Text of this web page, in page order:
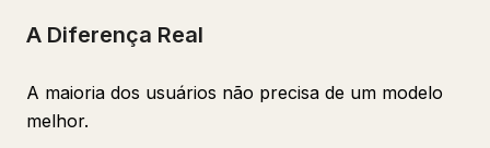
A Diferença Real
A maioria dos usuários não precisa de um modelo
melhor.